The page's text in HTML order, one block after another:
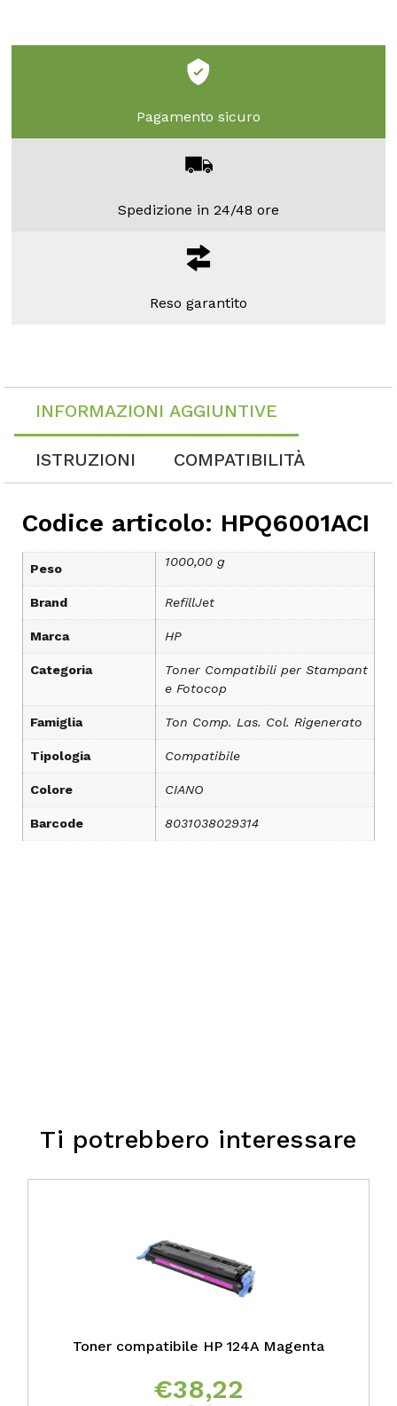
Pagamento sicuro
Spedizione in 24/48 ore
Reso garantito
INFORMAZIONI AGGIUNTIVE
ISTRUZIONI COMPATIBILITÀ
Codice articolo: HPQ6001ACI
Peso 1000,00 g
Brand RefillJet
Marca HP
Categoria
Toner Compatibili per Stampant
e Fotocop
Famiglia Ton Comp. Las. Col. Rigenerato
Tipologia Compatibile
Colore CIANO
Barcode 8031038029314
Ti potrebbero interessare
Toner compatibile HP 124A Magenta
€38,22